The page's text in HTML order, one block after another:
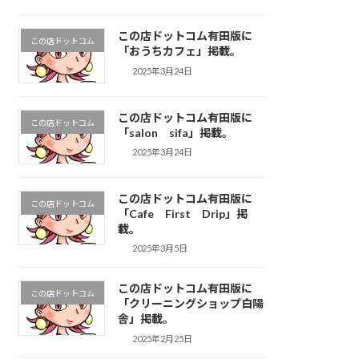
この店ドットコム
この店ドットコム有田版に
「おうちカフェ」掲載。
2025年3月24日
この店ドットコム
この店ドットコム有田版に
「salon sifa」掲載。
2025年3月24日
この店ドットコム
この店ドットコム有田版に
「Cafe First Drip」掲
載。
2025年3月5日
この店ドットコム
この店ドットコム有田版に
「クリーニングショップ白陽
舎」掲載。
2025年2月25日